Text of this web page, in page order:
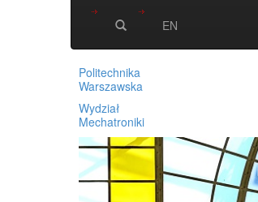
EN
Politechnika
Warszawska
Wydział
Mechatroniki